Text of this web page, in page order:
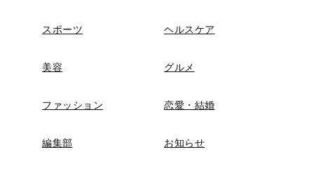
スポーツ ヘルスケア
美容 グルメ
ファッション 恋愛・結婚
編集部 お知らせ